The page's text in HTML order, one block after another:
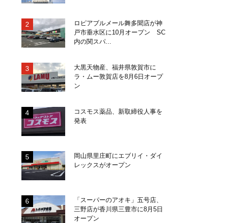
ロピアブルメール舞多聞店が神
戸市垂水区に10月オープン SC
内の関スパ...
大黒天物産、福井県敦賀市に
ラ・ムー敦賀店を8月6日オープ
ン
コスモス薬品、新取締役人事を
発表
岡山県里庄町にエブリイ・ダイ
レックスがオープン
「スーパーのアオキ」五号店、
三野店が香川県三豊市に8月5日
オープン